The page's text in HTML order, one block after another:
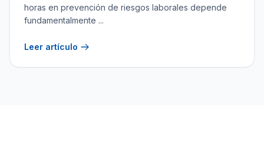
horas en prevención de riesgos laborales depende
fundamentalmente ...
Leer artículo